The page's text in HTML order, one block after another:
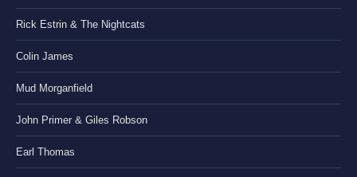
Rick Estrin & The Nightcats
Colin James
Mud Morganfield
John Primer & Giles Robson
Earl Thomas